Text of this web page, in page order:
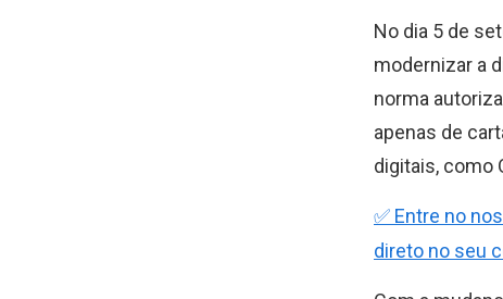
No dia 5 de
modernizar a
norma
apenas de
digitais, como
✅ Entre no
direto no seu